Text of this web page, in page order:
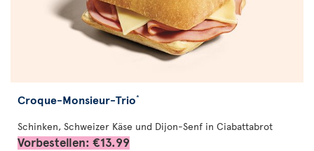
Croque-Monsieur-Trio*
Schinken, Schweizer Käse und Dijon-Senf in Ciabattabrot
Vorbestellen: €13.99